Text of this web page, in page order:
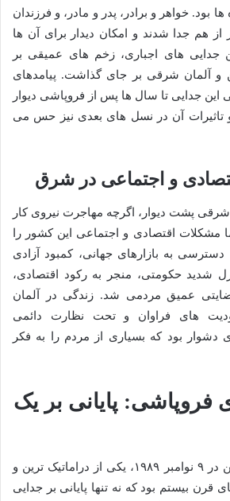
ها بود. خواهر و برادر، پدر و مادر، و فرزندان
هم جدا شدند و امکان دیدار برای آن ها
جدایی های اجباری، زخم های عمیقی بر
و آلمان شرقی بر جای گذاشت. پیامدهای
این جدایی تا سال ها پس از فروپاشی دیوار
تاثیرات آن در نسل های بعدی نیز حس می
و اجتماعی در شرق
پشت دیوار، اگرچه مهاجرت نیروی کار
مشکلات اقتصادی و اجتماعی این کشور را
به بازارهای جهانی، کمبود آزادی
شدید حکومتی، منجر به رکود اقتصادی،
عمیق مردمی شد. زندگی در آلمان
های فراوان و تحت نظارت دائمی
دشوار بود که بسیاری از مردم را به فکر
فروپاشی: پایانی بر یک
سقوط دیوار برلین در ۹ نوامبر ۱۹۸۹، یکی از دراماتیک ترین و
قرن بیستم بود که نه تنها پایانی بر جدایی